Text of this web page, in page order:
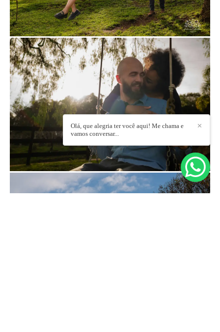
✕
Olá, que alegria ter você aqui! Me chama e
vamos conversar...